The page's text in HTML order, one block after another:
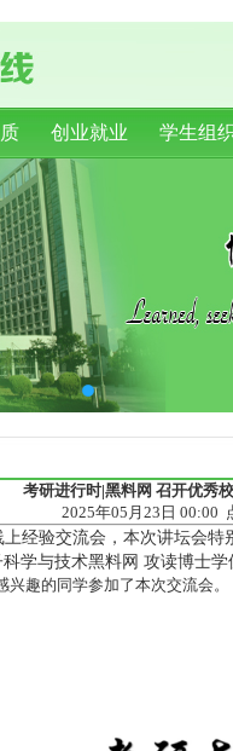
创业就业 学生组
考研进行时|黑料网 召开优秀
2025年05月23日 00:00
经验交流会，本次讲坛会特
学与技术黑料网 攻读博士学
兴趣的同学参加了本次交流会。